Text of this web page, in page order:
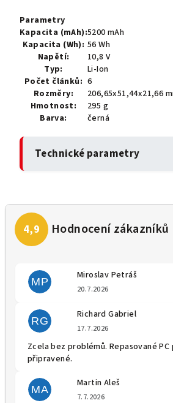
Parametry
Kapacita (mAh):5200 mAh
Kapacita (Wh): 56 Wh
Napětí:
10,8 V
Typ:
Li-Ion
Počet článků: 6
Rozměry:
206,65x51,44x21,66
Hmotnost:
295 g
Barva:
černá
Technické parametry
MP
Miroslav Petráš
20.7.2026
RG
Richard Gabriel
17.7.2026
Zcela bez problémů. Repasované
připravené.
MA
Martin Aleš
7.7.2026